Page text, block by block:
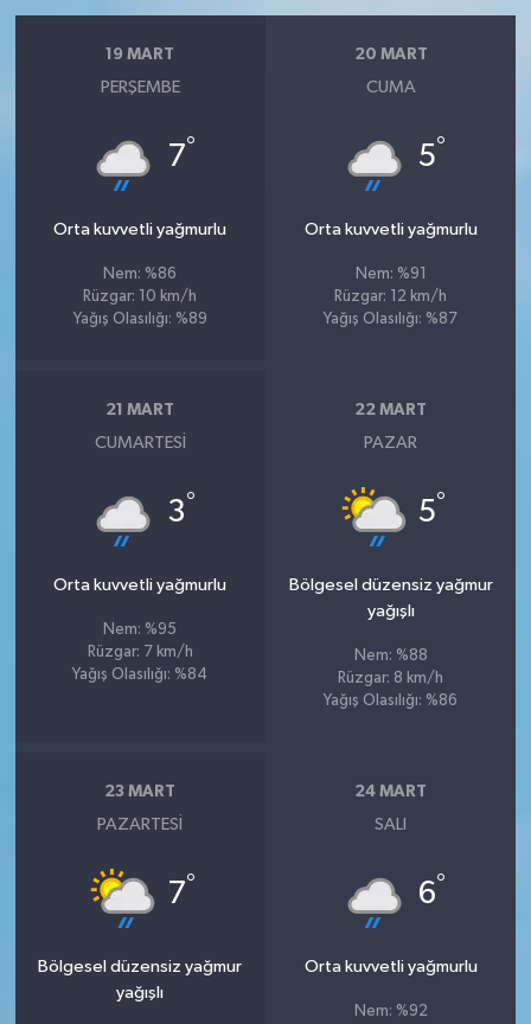
19 MART
PERŞEMBE
7°
Orta kuvvetli yağmurlu
Nem: %86
Rüzgar: 10 km/h
Yağış Olasılığı: %89
20 MART
CUMA
5°
Orta kuvvetli yağmurlu
Nem: %91
Rüzgar: 12 km/h
Yağış Olasılığı: %87
21 MART
CUMARTESI
3°
Orta kuvvetli yağmurlu
Nem: %95
Rüzgar: 7 km/h
Yağış Olasılığı: %84
22 MART
PAZAR
5°
Bölgesel düzensiz yağmur
yağışlı
Nem: %88
Rüzgar: 8 km/h
Yağış Olasılığı: %86
23 MART
PAZARTESI
7°
Bölgesel düzensiz yağmur
yağışlı
24 MART
SALI
6°
Orta kuvvetli yağmurlu
Nem: %92